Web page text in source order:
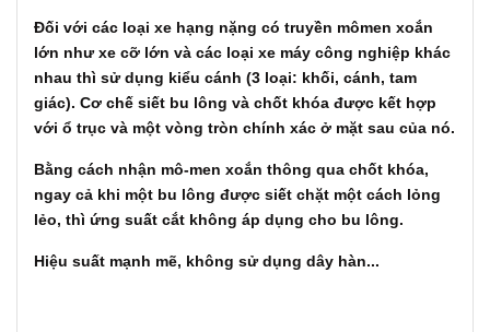
Đối với các loại xe hạng nặng có truyền mômen xoắn
lớn như xe cỡ lớn và các loại xe máy công nghiệp khác
nhau thì sử dụng kiểu cánh (3 loại: khối, cánh, tam
giác). Cơ chế siết bu lông và chốt khóa được kết hợp
với ổ trục và một vòng tròn chính xác ở mặt sau của nó.
Bằng cách nhận mô-men xoắn thông qua chốt khóa,
ngay cả khi một bu lông được siết chặt một cách lỏng
lẻo, thì ứng suất cắt không áp dụng cho bu lông.
Hiệu suất mạnh mẽ, không sử dụng dây hàn...